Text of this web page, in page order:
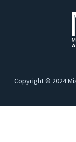
Copyright © 2024